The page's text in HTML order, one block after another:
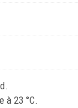
à 23 °C.